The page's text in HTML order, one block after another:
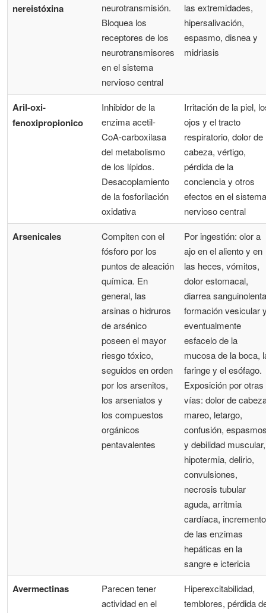
nereistóxina
neurotransmisión.
Bloquea los
receptores de los
neurotransmisores
en el sistema
nervioso central
las extremidades,
hipersalivación,
espasmo, disnea y
midriasis
Aril-oxi-
fenoxipropionico
Inhibidor de la
enzima acetil-
CoA-carboxilasa
del metabolismo
de los lípidos.
Desacoplamiento
de la fosforilación
oxidativa
Irritación de la piel,
ojos y el tracto
respiratorio, dolor de
cabeza, vértigo,
pérdida de la
conciencia y otros
efectos en el sistema
nervioso central
Arsenicales
Compiten con el
fósforo por los
puntos de aleación
química. En
general, las
arsinas o hidruros
de arsénico
poseen el mayor
riesgo tóxico,
seguidos en orden
por los arsenitos,
los arseniatos y
los compuestos
orgánicos
pentavalentes
Por ingestión: olor a
ajo en el aliento y en
las heces, vómitos,
dolor estomacal,
diarrea
formación vesicular
eventualmente
esfacelo de la
mucosa de la boca,
faringe y el esófago.
Exposición por otras
vías: dolor de
mareo, letargo,
confusión,
y debilidad muscular,
hipotermia, delirio,
convulsiones,
necrosis tubular
aguda, arritmia
cardíaca, incremento
de las enzimas
hepáticas en la
sangre e ictericia
Avermectinas
Parecen tener
actividad en el
Hiperexcitabilidad,
temblores, pérdida